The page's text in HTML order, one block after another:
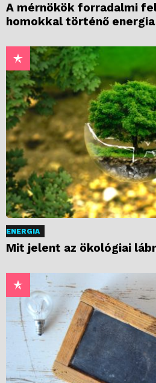
A mérnökök forradalmi
homokkal történő
ENERGIA
Mit jelent az ökológiai